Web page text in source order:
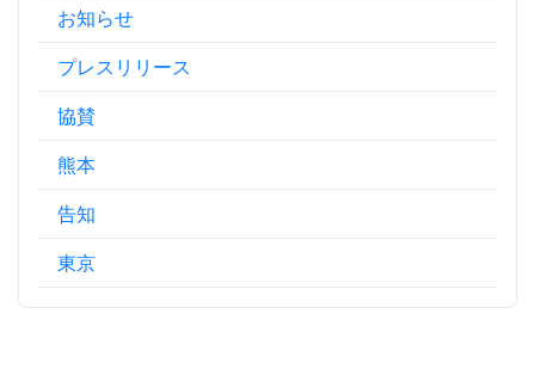
お知らせ
プレスリリース
協賛
熊本
告知
東京